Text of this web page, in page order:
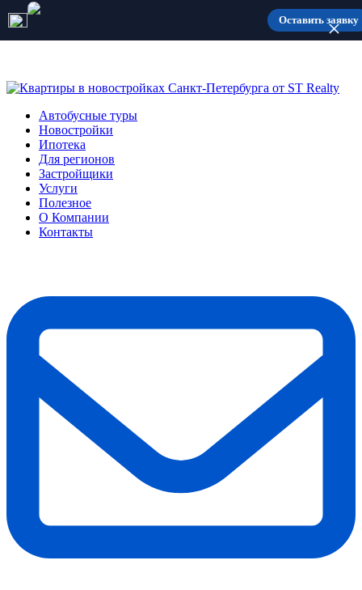
Количество мест ограничено
Автобусные туры
Новостройки
Ипотека
Для регионов
Застройщики
Услуги
Полезное
О Компании
Контакты
Оставить заявку